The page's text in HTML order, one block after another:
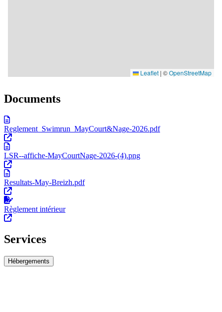
Documents
Reglement_Swimrun_MayCourt&Nage-2026.pdf
LSR--affiche-MayCourtNage-2026-(4).png
Resultats-May-Breizh.pdf
Règlement intérieur
Services
Hébergements